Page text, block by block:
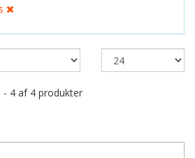
- 4 af 4 produkter